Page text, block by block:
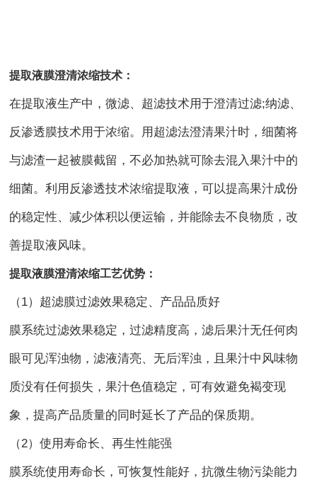
提取液膜澄清浓缩技术：
在提取液生产中，微滤、超滤技术用于澄清过滤;纳滤、
反渗透膜技术用于浓缩。用超滤法澄清果汁时，细菌将
与滤渣一起被膜截留，不必加热就可除去混入果汁中的
细菌。利用反渗透技术浓缩提取液，可以提高果汁成份
的稳定性、减少体积以便运输，并能除去不良物质，改
善提取液风味。
提取液膜澄清浓缩工艺优势：
（1）超滤膜过滤效果稳定、产品品质好
膜系统过滤效果稳定，过滤精度高，滤后果汁无任何肉
眼可见浑浊物，滤液清亮、无后浑浊，且果汁中风味物
质没有任何损失，果汁色值稳定，可有效避免褐变现
象，提高产品质量的同时延长了产品的保质期。
（2）使用寿命长、再生性能强
膜系统使用寿命长，可恢复性能好，抗微生物污染能力